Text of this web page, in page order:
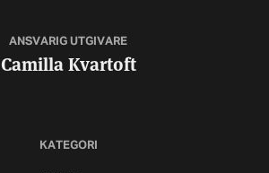
ANSVARIG UTGIVARE
Camilla Kvartoft
KATEGORI